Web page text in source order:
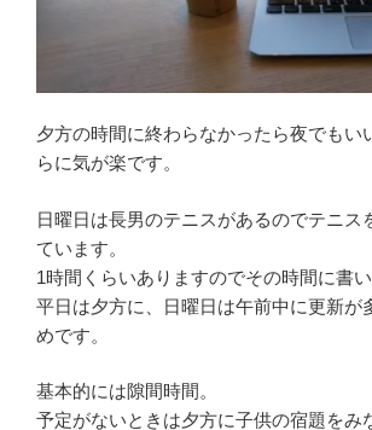
夕方の時間に終わらなかったら夜でもい
らに気が楽です。
日曜日は長男のテニスがあるのでテニス
ています。
1時間くらいありますのでその時間に書い
平日は夕方に、日曜日は午前中に更新が
めです。
基本的には隙間時間。
予定がないときは夕方に子供の宿題をみ